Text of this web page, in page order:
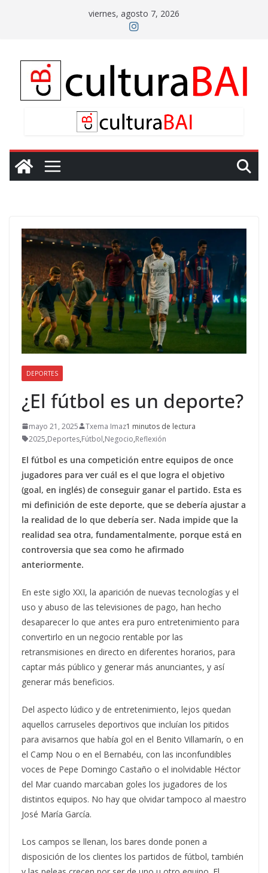
viernes, agosto 7, 2026
DEPORTES
¿El fútbol es un deporte?
mayo 21, 2025 Txema Imaz1 minutos de lectura
2025,Deportes,Fútbol,Negocio,Reflexión
El fútbol es una competición entre equipos de once
jugadores para ver cuál es el que logra el objetivo
(goal, en inglés) de conseguir ganar el partido. Esta es
mi definición de este deporte, que se debería ajustar a
la realidad de lo que debería ser. Nada impide que la
realidad sea otra, fundamentalmente, porque está en
controversia que sea como he afirmado
anteriormente.
En este siglo XXI, la aparición de nuevas tecnologías y el
uso y abuso de las televisiones de pago, han hecho
desaparecer lo que antes era puro entretenimiento para
convertirlo en un negocio rentable por las
retransmisiones en directo en diferentes horarios, para
captar más público y generar más anunciantes, y así
generar más beneficios.
Del aspecto lúdico y de entretenimiento, lejos quedan
aquellos carruseles deportivos que incluían los pitidos
para avisarnos que había gol en el Benito Villamarín, o en
el Camp Nou o en el Bernabéu, con las inconfundibles
voces de Pepe Domingo Castaño o el inolvidable Héctor
del Mar cuando marcaban goles los jugadores de los
distintos equipos. No hay que olvidar tampoco al maestro
José María García.
Los campos se llenan, los bares donde ponen a
disposición de los clientes los partidos de fútbol, también